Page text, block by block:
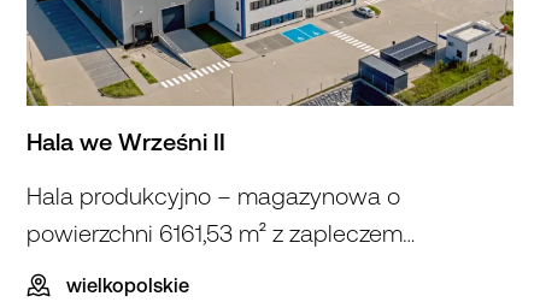
Hala we Wrześni II
Hala produkcyjno – magazynowa o
powierzchni 6161,53 m² z zapleczem
biurowym
wielkopolskie